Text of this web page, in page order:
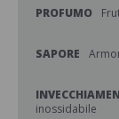
PROFUMO
SAPORE
inossidabile